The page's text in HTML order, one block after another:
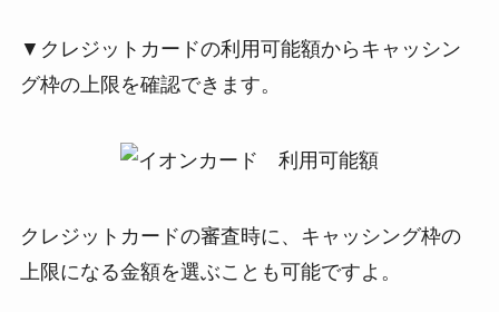
▼クレジットカードの利用可能額からキャッシン
グ枠の上限を確認できます。
クレジットカードの審査時に、キャッシング枠の
上限になる金額を選ぶことも可能ですよ。